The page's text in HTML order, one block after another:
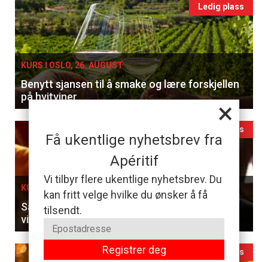
×
Få ukentlige nyhetsbrev fra
Apéritif
Vi tilbyr flere ukentlige nyhetsbrev. Du
kan fritt velge hvilke du ønsker å få
tilsendt.
Registrer deg
Ledig plass
KURS I OSLO, 26. AUGUST
Benytt sjansen til å smake og lære forskjellen
på hvitviner
Ledig plass
KURS I OSLO, 27. AUGUST
Sammenlign franske klassikere og ungarske
viner til en 5-retters meny
Ledig plass